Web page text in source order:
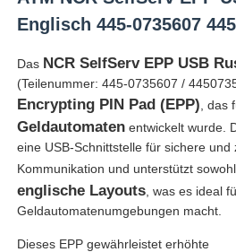
Englisch 445-0735607
Das NCR SelfServ EPP USB
(Teilenummer: 445-0735607 /
Encrypting PIN Pad (EPP) , das
Geldautomaten entwickelt wurde.
eine USB-Schnittstelle für sichere und
Kommunikation und unterstützt sowohl
englische Layouts , was es ideal
Geldautomatenumgebungen macht.
Dieses EPP gewährleistet erhöhte